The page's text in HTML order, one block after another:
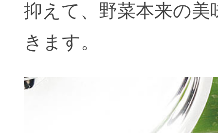
抑えて、野菜本来の
きます。